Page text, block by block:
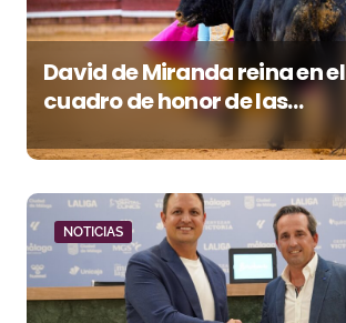
David de Miranda reina en el
cuadro de honor de las
Colombinas 2026
NOTICIAS